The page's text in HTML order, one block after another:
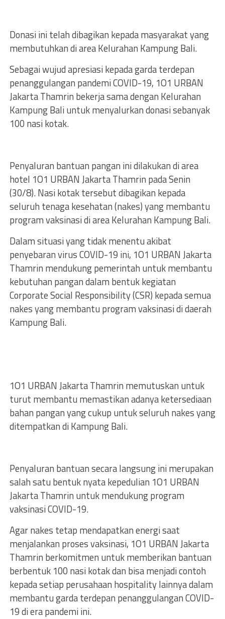
Donasi ini telah dibagikan kepada masyarakat yang
membutuhkan di area Kelurahan Kampung Bali.
Sebagai wujud apresiasi kepada garda terdepan
penanggulangan pandemi COVID-19, 1O1 URBAN
Jakarta Thamrin bekerja sama dengan Kelurahan
Kampung Bali untuk menyalurkan donasi sebanyak
100 nasi kotak.
Penyaluran bantuan pangan ini dilakukan di area
hotel 1O1 URBAN Jakarta Thamrin pada Senin
(30/8). Nasi kotak tersebut dibagikan kepada
seluruh tenaga kesehatan (nakes) yang membantu
program vaksinasi di area Kelurahan Kampung Bali.
Dalam situasi yang tidak menentu akibat
penyebaran virus COVID-19 ini, 1O1 URBAN Jakarta
Thamrin mendukung pemerintah untuk membantu
kebutuhan pangan dalam bentuk kegiatan
Corporate Social Responsibility (CSR) kepada semua
nakes yang membantu program vaksinasi di daerah
Kampung Bali.
1O1 URBAN Jakarta Thamrin memutuskan untuk
turut membantu memastikan adanya ketersediaan
bahan pangan yang cukup untuk seluruh nakes yang
ditempatkan di Kampung Bali.
Penyaluran bantuan secara langsung ini merupakan
salah satu bentuk nyata kepedulian 1O1 URBAN
Jakarta Thamrin untuk mendukung program
vaksinasi COVID-19.
Agar nakes tetap mendapatkan energi saat
menjalankan proses vaksinasi, 1O1 URBAN Jakarta
Thamrin berkomitmen untuk memberikan bantuan
berbentuk 100 nasi kotak dan bisa menjadi contoh
kepada setiap perusahaan hospitality lainnya dalam
membantu garda terdepan penanggulangan COVID-
19 di era pandemi ini.